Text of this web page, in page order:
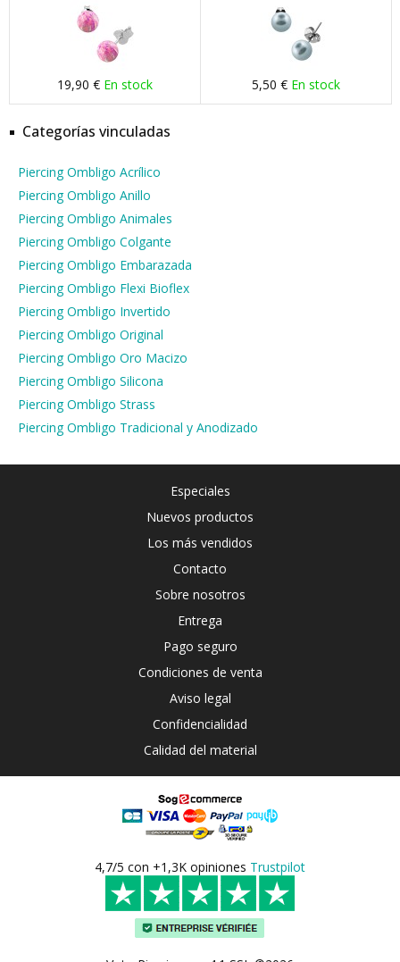
19,90 € En stock 5,50 € En stock
Categorías vinculadas
Piercing Ombligo Acrílico
Piercing Ombligo Anillo
Piercing Ombligo Animales
Piercing Ombligo Colgante
Piercing Ombligo Embarazada
Piercing Ombligo Flexi Bioflex
Piercing Ombligo Invertido
Piercing Ombligo Original
Piercing Ombligo Oro Macizo
Piercing Ombligo Silicona
Piercing Ombligo Strass
Piercing Ombligo Tradicional y Anodizado
Especiales
Nuevos productos
Los más vendidos
Contacto
Sobre nosotros
Entrega
Pago seguro
Condiciones de venta
Aviso legal
Confidencialidad
Calidad del material
4,7/5 con +1,3K opiniones Trustpilot